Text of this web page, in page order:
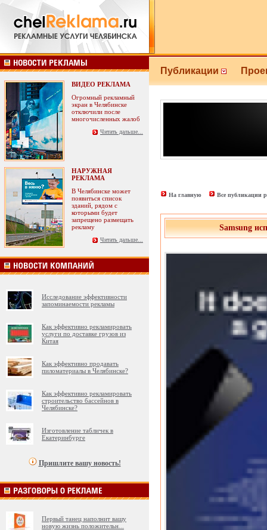
ВИДЕО РЕКЛАМА
Огромный рекламный
экран в Челябинске
отключили после
многочисленных жалоб
Читать дальше...
НАРУЖНАЯ
РЕКЛАМА
В Челябинске может
появиться список
зданий, рядом с
которыми будет
запрещено размещать
рекламу
Читать дальше...
Исследование эффективности
запоминаемости рекламы
Как эффективно рекламировать
услуги по доставке грузов из
Китая
Как эффективно продавать
пиломатериалы в Челябинске?
Как эффективно рекламировать
строительство бассейнов в
Челябинске?
Изготовление табличек в
Екатеринбурге
Пришлите вашу новость!
Первый танец наполнит вашу
новую жизнь положительн
Публикации
На главную Все публикации
Samsung